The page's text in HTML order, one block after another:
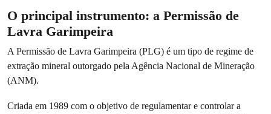
O principal instrumento: a Permissão de
Lavra Garimpeira
A Permissão de Lavra Garimpeira (PLG) é um tipo de regime de
extração mineral outorgado pela Agência Nacional de Mineração
(ANM).
Criada em 1989 com o objetivo de regulamentar e controlar a